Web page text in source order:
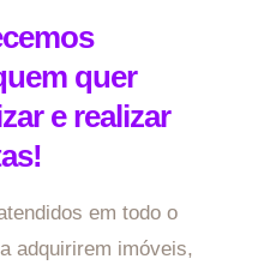
quer
e realizar
em todo o
adquirirem imóveis,